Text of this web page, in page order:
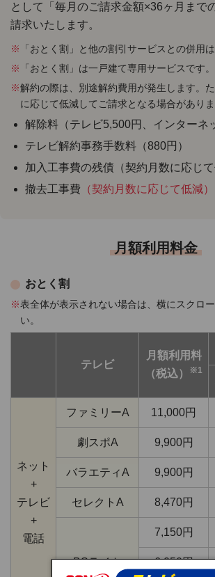
として「毎月のご請求金額×36ヶ月まで
請求いたします。
※
「おとく割」と他の割引サービスとの併用は
※
「おとく割」は一戸建て専用サービスです。
※解約の際は、別途解約費用が発生します。
に応じて低減してご請求となる場合がありま
解除料（テレビ5,500円、インターネ
テレビ解約事務手数料（880円）
加入工事費の残債（契約月数に応じて
撤去工事費 （契約月数に応じて低減）
月額利用料金
おとく割
※表全体が表示されない場合は、横にスクロ
い。
テレビ
月額利用料
（税込）
※1
ネット
+
テレビ
+
電話
ファミリーA 11,000円
劇スポA 9,900円
バラエティA 9,900円
セレクトA 8,470円
BSライト
7,150円
6,050円